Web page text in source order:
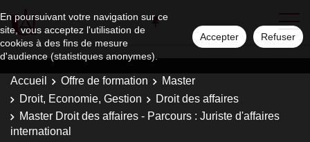
En poursuivant votre navigation sur ce
site, vous acceptez l'utilisation de
cookies à des fins de mesure
d'audience (statistiques anonymes).
Accepter Refuser
Accueil Offre de formation
Master
Droit, Economie, Gestion
Droit des affaires
Master Droit des affaires - Parcours : Juriste d'affaires
international